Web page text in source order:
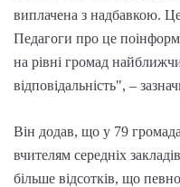
виплачена з надбавкою.
Педагоги про це
на рівні громад
відповідальність", –
Він додав, що у 79
вчителям середніх
більше відсотків, що